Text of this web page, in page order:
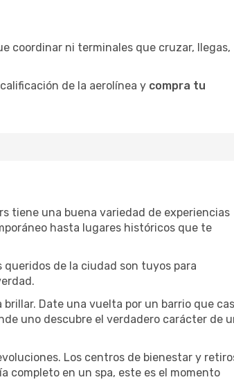
coordinar ni terminales que cruzar, llegas,
de la aerolínea y compra tu
tiene una buena variedad de experiencias
hasta lugares históricos que te
de la ciudad son tuyos para
Date una vuelta por un barrio que
uno descubre el verdadero carácter de
Los centros de bienestar y
completo en un spa, este es el momento